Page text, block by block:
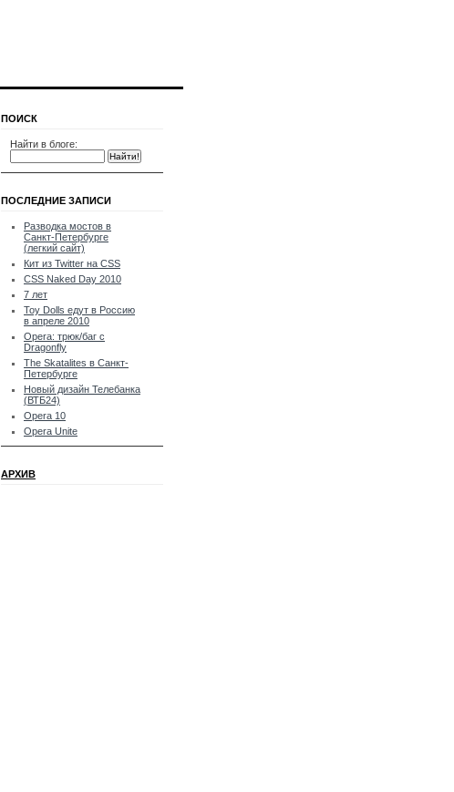
ПОИСК
Найти в блоге:
ПОСЛЕДНИЕ ЗАПИСИ
Разводка мостов в
Санкт-Петербурге
(легкий сайт)
Кит из Twitter на CSS
CSS Naked Day 2010
7 лет
Toy Dolls едут в Россию
в апреле 2010
Opera: трюк/баг с
Dragonfly
The Skatalites в Санкт-
Петербурге
Новый дизайн Телебанка
(ВТБ24)
Opera 10
Opera Unite
АРХИВ